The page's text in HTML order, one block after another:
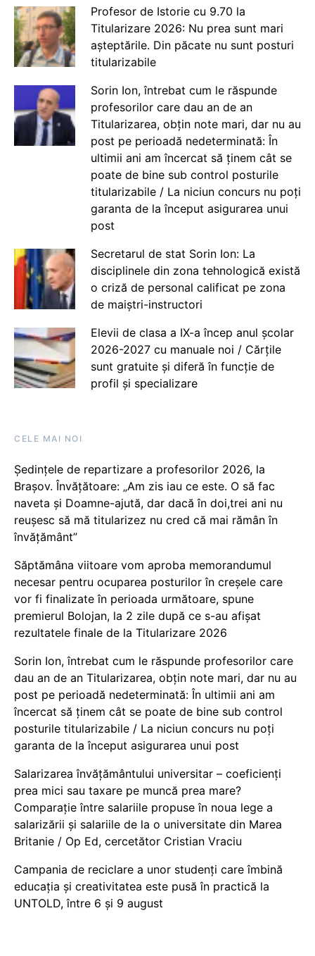
Profesor de Istorie cu 9.70 la
Titularizare 2026: Nu prea sunt mari
așteptările. Din păcate nu sunt posturi
titularizabile
Sorin Ion, întrebat cum le răspunde
profesorilor care dau an de an
Titularizarea, obțin note mari, dar nu au
post pe perioadă nedeterminată: În
ultimii ani am încercat să ținem cât se
poate de bine sub control posturile
titularizabile / La niciun concurs nu poți
garanta de la început asigurarea unui
post
Secretarul de stat Sorin Ion: La
disciplinele din zona tehnologică există
o criză de personal calificat pe zona
de maiștri-instructori
Elevii de clasa a IX-a încep anul școlar
2026-2027 cu manuale noi / Cărțile
sunt gratuite și diferă în funcție de
profil și specializare
CELE MAI NOI
Ședințele de repartizare a profesorilor 2026, la
Brașov. Învățătoare: „Am zis iau ce este. O să fac
naveta și Doamne-ajută, dar dacă în doi,trei ani nu
reușesc să mă titularizez nu cred că mai rămân în
învățământ”
Săptămâna viitoare vom aproba memorandumul
necesar pentru ocuparea posturilor în creșele care
vor fi finalizate în perioada următoare, spune
premierul Bolojan, la 2 zile după ce s-au afișat
rezultatele finale de la Titularizare 2026
Sorin Ion, întrebat cum le răspunde profesorilor care
dau an de an Titularizarea, obțin note mari, dar nu au
post pe perioadă nedeterminată: În ultimii ani am
încercat să ținem cât se poate de bine sub control
posturile titularizabile / La niciun concurs nu poți
garanta de la început asigurarea unui post
Salarizarea învățământului universitar – coeficienți
prea mici sau taxare pe muncă prea mare?
Comparație între salariile propuse în noua lege a
salarizării și salariile de la o universitate din Marea
Britanie / Op Ed, cercetător Cristian Vraciu
Campania de reciclare a unor studenți care îmbină
educația și creativitatea este pusă în practică la
UNTOLD, între 6 și 9 august